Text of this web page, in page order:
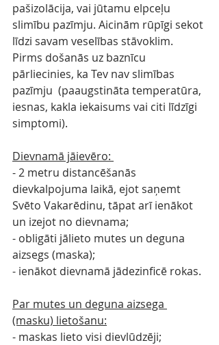
pašizolācija, vai jūtamu elpceļu
slimību pazīmju. Aicinām rūpīgi sekot
līdzi savam veselības stāvoklim.
Pirms došanās uz baznīcu
pārliecinies, ka Tev nav slimības
pazīmju  (paaugstināta temperatūra,
iesnas, kakla iekaisums vai citi līdzīgi
simptomi).
Dievnamā jāievēro:
- 2 metru distancēšanās
dievkalpojuma laikā, ejot saņemt
Svēto Vakarēdinu, tāpat arī ienākot
un izejot no dievnama;
- obligāti jālieto mutes un deguna
aizsegs (maska);
- ienākot dievnamā jādezinficē rokas.
Par mutes un deguna aizsega
(masku) lietošanu:
- maskas lieto visi dievlūdzēji;